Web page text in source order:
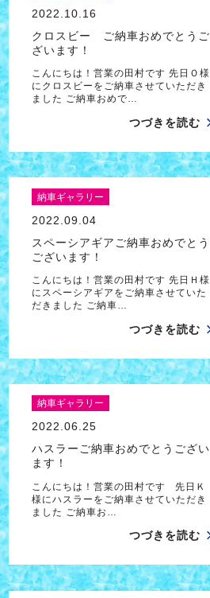
2022.10.16
クロスビー ご納車おめでとうご
ざいます！
こんにちは！営業の田村です 先日Ｏ様
にクロスビーをご納車させていただき
ました ご納車おめで…
つづきを読む
納車ギャラリー
2022.09.04
スペーシアギアご納車おめでとう
ございます！
こんにちは！営業の田村です 先日Ｈ様
にスペーシアギアをご納車させていた
だきました ご納車…
つづきを読む
納車ギャラリー
2022.06.25
ハスラーご納車おめでとうござい
ます！
こんにちは！営業の田村です 先日Ｋ
様にハスラーをご納車させていただき
ました ご納車お…
つづきを読む